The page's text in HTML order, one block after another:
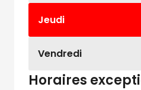
Jeudi
Vendredi
Horaires